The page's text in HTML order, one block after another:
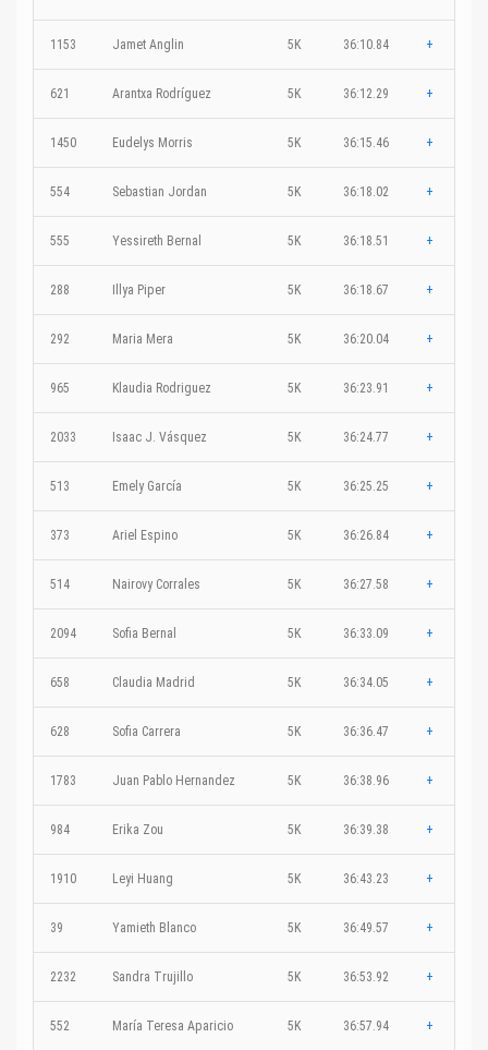
1153 Jamet Anglin 5K 36:10.84 +
621 Arantxa Rodríguez 5K 36:12.29 +
1450 Eudelys Morris 5K 36:15.46 +
554 Sebastian Jordan 5K 36:18.02 +
555 Yessireth Bernal 5K 36:18.51 +
288 Illya Piper 5K 36:18.67 +
292 Maria Mera 5K 36:20.04 +
965 Klaudia Rodriguez 5K 36:23.91 +
2033 Isaac J. Vásquez 5K 36:24.77 +
513 Emely García 5K 36:25.25 +
373 Ariel Espino 5K 36:26.84 +
514 Nairovy Corrales 5K 36:27.58 +
2094 Sofia Bernal 5K 36:33.09 +
658 Claudia Madrid 5K 36:34.05 +
628 Sofia Carrera 5K 36:36.47 +
1783 Juan Pablo Hernandez 5K 36:38.96 +
984 Erika Zou 5K 36:39.38 +
1910 Leyi Huang 5K 36:43.23 +
39 Yamieth Blanco 5K 36:49.57 +
2232 Sandra Trujillo 5K 36:53.92 +
552 María Teresa Aparicio 5K 36:57.94 +